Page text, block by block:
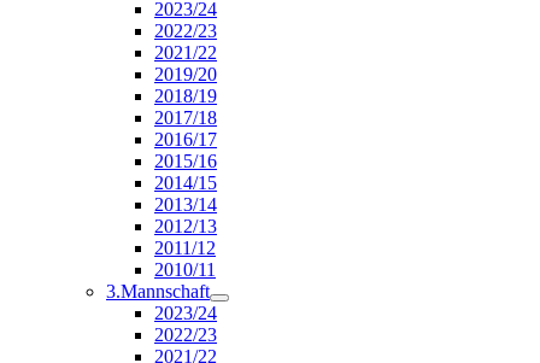
2023/24
2022/23
2021/22
2019/20
2018/19
2017/18
2016/17
2015/16
2014/15
2013/14
2012/13
2011/12
2010/11
3.Mannschaft
2023/24
2022/23
2021/22